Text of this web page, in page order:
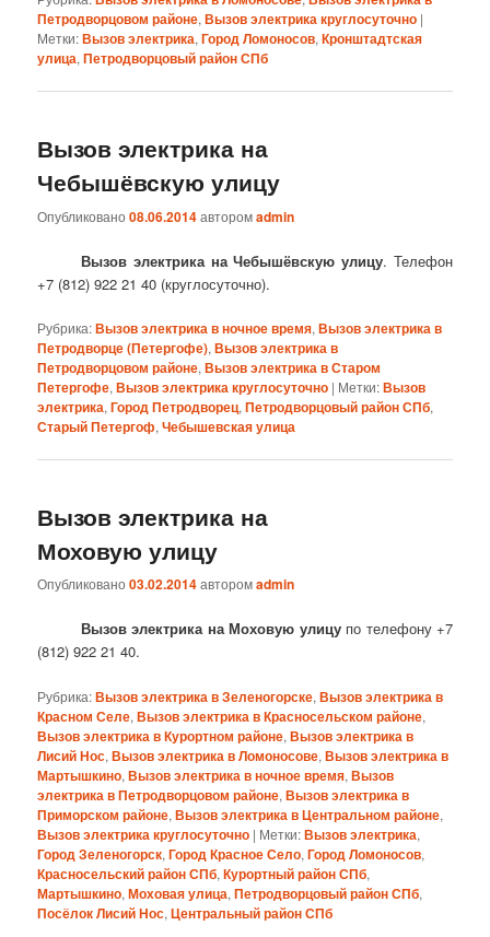
Петродворцовом районе,Вызов электрика круглосуточно |
Метки:Вызов электрика,Город Ломоносов,Кронштадтская
улица,Петродворцовый район СПб
Вызов электрика на
Чебышёвскую улицу
Опубликовано08.06.2014авторомadmin
Вызов электрика на Чебышёвскую улицу. Телефон
+7 (812) 922 21 40 (круглосуточно).
Рубрика:Вызов электрика в ночное время,Вызов электрика в
Петродворце (Петергофе),Вызов электрика в
Петродворцовом районе,Вызов электрика в Старом
Петергофе,Вызов электрика круглосуточно | Метки:Вызов
электрика,Город Петродворец,Петродворцовый район СПб,
Старый Петергоф,Чебышевская улица
Вызов электрика на
Моховую улицу
Опубликовано03.02.2014авторомadmin
Вызов электрика на Моховую улицупо телефону +7
(812) 922 21 40.
Рубрика:Вызов электрика в Зеленогорске,Вызов электрика в
Красном Селе,Вызов электрика в Красносельском районе,
Вызов электрика в Курортном районе,Вызов электрика в
Лисий Нос,Вызов электрика в Ломоносове,Вызов электрика в
Мартышкино,Вызов электрика в ночное время,Вызов
электрика в Петродворцовом районе,Вызов электрика в
Приморском районе,Вызов электрика в Центральном районе,
Вызов электрика круглосуточно | Метки:Вызов электрика,
Город Зеленогорск,Город Красное Село,Город Ломоносов,
Красносельский район СПб,Курортный район СПб,
Мартышкино,Моховая улица,Петродворцовый район СПб,
Посёлок Лисий Нос,Центральный район СПб